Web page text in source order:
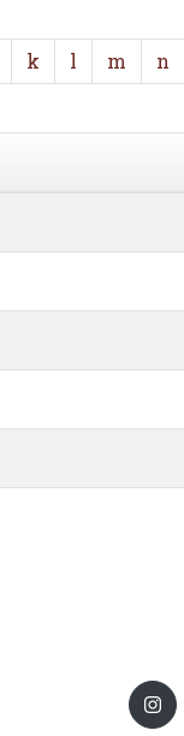
k l m n